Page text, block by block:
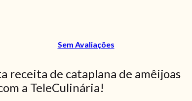
Sem Avaliações
receita de cataplana de amêijoas
a TeleCulinária!